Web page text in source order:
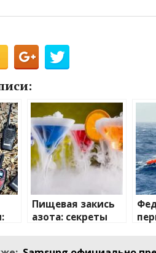
Пищевая закись
азота: секреты